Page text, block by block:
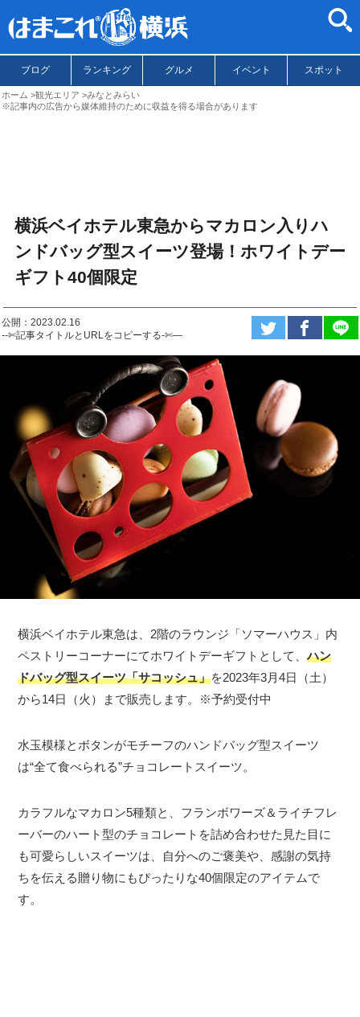
ブログ ランキング グルメ イベント スポット
ホーム 観光エリア
みなとみらい
※記事内の広告から媒体維持のために収益を得る場合があります
横浜ベイホテル東急からマカロン入りハ
ンドバッグ型スイーツ登場！ホワイトデー
ギフト40個限定
公開：2023.02.16
--✄記事タイトルとURLをコピーする-✄—
横浜ベイホテル東急は、2階のラウンジ「ソマーハウス」内
ペストリーコーナーにてホワイトデーギフトとして、ハン
ドバッグ型スイーツ「サコッシュ」を2023年3月4日（土）
から14日（火）まで販売します。※予約受付中
水玉模様とボタンがモチーフのハンドバッグ型スイーツ
は“全て食べられる”チョコレートスイーツ。
カラフルなマカロン5種類と、フランボワーズ＆ライチフレ
ーバーのハート型のチョコレートを詰め合わせた見た目に
も可愛らしいスイーツは、自分へのご褒美や、感謝の気持
ちを伝える贈り物にもぴったりな40個限定のアイテムで
す。